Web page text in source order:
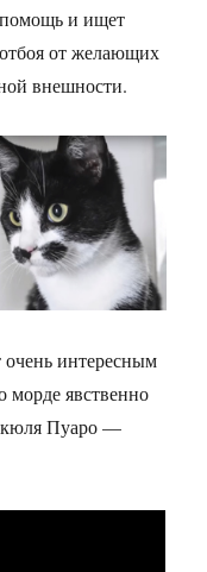
и ищет
от желающих
внешности.
очень интересным
морде явственно
Пуаро —